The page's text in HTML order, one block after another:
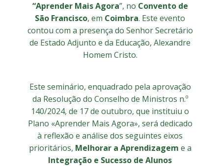
“Aprender Mais Agora”, no Convento de
São Francisco, em Coimbra. Este evento
contou com a presença do Senhor Secretário
de Estado Adjunto e da Educação, Alexandre
Homem Cristo.
Este seminário, enquadrado pela aprovação
da Resolução do Conselho de Ministros n.º
140/2024, de 17 de outubro, que instituiu o
Plano «Aprender Mais Agora», será dedicado
à reflexão e análise dos seguintes eixos
prioritários, Melhorar a Aprendizagem e a
Integração e Sucesso de Alunos